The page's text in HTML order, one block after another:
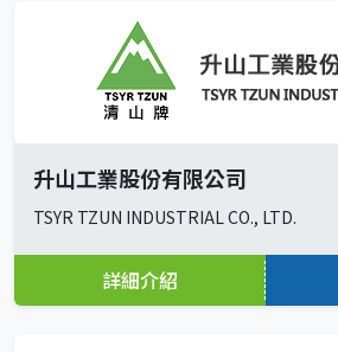
升山工業股份有限公司
TSYR TZUN INDUSTRIAL CO., LTD.
詳細介紹